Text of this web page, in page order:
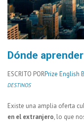
Dónde
ESCRITO PORPrize English
DESTINOS
Existe una amplia oferta
en el extranjero, lo que